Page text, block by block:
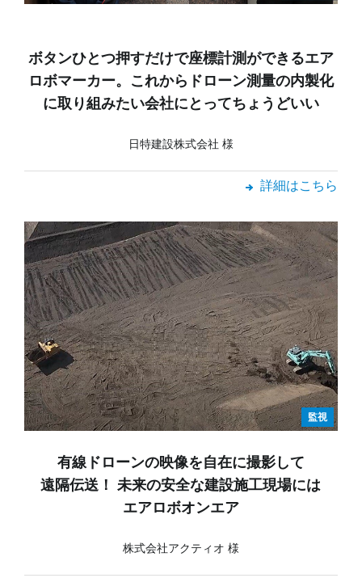
ボタンひとつ押すだけで座標計測ができるエア
ロボマーカー。これからドローン測量の内製化
に取り組みたい会社にとってちょうどいい
日特建設株式会社 様
詳細はこちら
監視
有線ドローンの映像を自在に撮影して
遠隔伝送！ 未来の安全な建設施工現場には
エアロボオンエア
株式会社アクティオ 様